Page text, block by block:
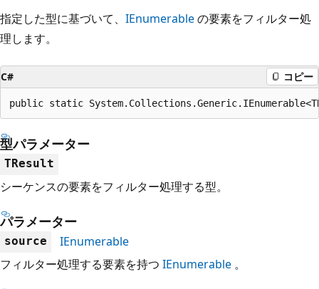
指定した型に基づいて、 IEnumerableの要素をフィルター処
理します。
C# コピー
public static
型パラメーター
TResult
シーケンスの要素をフィルター処理する型。
パラメーター
source
IEnumerable
フィルター処理する要素を持つ IEnumerable 。